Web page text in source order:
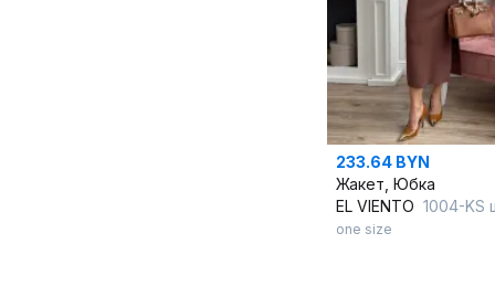
233.64 BYN
Жакет, Юбка
EL VIENTO 1004-KS
one size